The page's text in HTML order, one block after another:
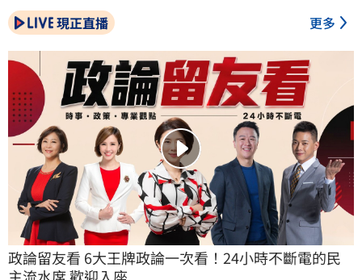
現正直播 更多
政論留友看 6大王牌政論一次看！24小時不斷電的民